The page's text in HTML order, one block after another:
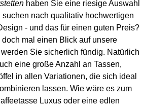
haben Sie eine riesige Auswahl
nach qualitativ hochwertigen
- und das für einen guten Preis?
mal einen Blick auf unsere
Sie sicherlich fündig. Natürlich
eine große Anzahl an Tassen,
in allen Variationen, die sich ideal
lassen. Wie wäre es zum
Luxus oder eine edlen